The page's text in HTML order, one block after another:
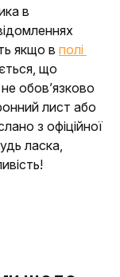
в
якщо в полі
що
обов’язково
лист або
з офіційної
ласка,